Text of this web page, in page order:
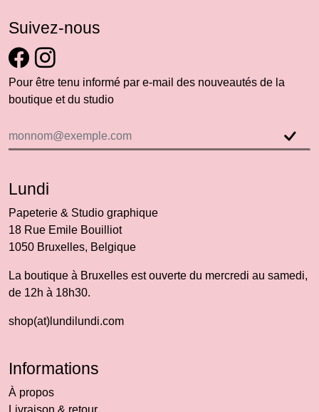
Suivez-nous
Pour être tenu informé par e-mail des nouveautés de la
boutique et du studio
Lundi
Papeterie & Studio graphique
18 Rue Emile Bouilliot
1050 Bruxelles, Belgique
La boutique à Bruxelles est ouverte du mercredi au samedi,
de 12h à 18h30.
shop(at)lundilundi.com
Informations
À propos
Livraison & retour